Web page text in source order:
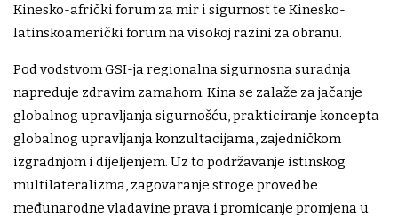
Kinesko-afrički forum za mir i sigurnost te Kinesko-
latinskoamerički forum na visokoj razini za obranu.
Pod vodstvom GSI-ja regionalna sigurnosna suradnja
napreduje zdravim zamahom. Kina se zalaže za jačanje
globalnog upravljanja sigurnošću, prakticiranje koncepta
globalnog upravljanja konzultacijama, zajedničkom
izgradnjom i dijeljenjem. Uz to podržavanje istinskog
multilateralizma, zagovaranje stroge provedbe
međunarodne vladavine prava i promicanje promjena u